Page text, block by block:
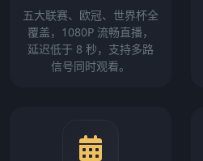
五大联赛、欧冠、世界杯全
覆盖，1080P 流畅直播，
延迟低于 8 秒，支持多路
信号同时观看。